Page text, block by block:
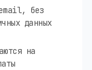
без
данных
на